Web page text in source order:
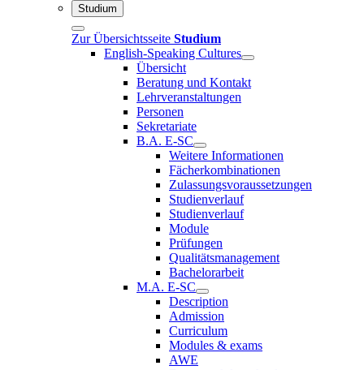
Studium
Zur Übersichtsseite Studium
English-Speaking Cultures
Übersicht
Beratung und Kontakt
Lehrveranstaltungen
Personen
Sekretariate
B.A. E-SC
Weitere Informationen
Fächerkombinationen
Zulassungsvoraussetzungen
Studienverlauf
Studienverlauf
Module
Prüfungen
Qualitätsmanagement
Bachelorarbeit
M.A. E-SC
Description
Admission
Curriculum
Modules & exams
AWE